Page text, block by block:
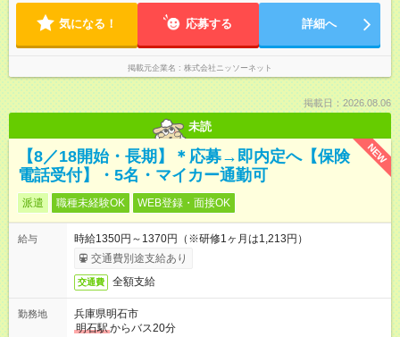
気になる！ 応募する 詳細へ
掲載元企業名 株式会社ニッソーネット
掲載日：2026.08.06
未読
NEW
【8／18開始・長期】＊応募→即内定へ【保険
電話受付】・5名・マイカー通勤可
派遣 職種未経験OK WEB登録・面接OK
給与
時給1350円～1370円（※研修1ヶ月は1,213円）
交通費別途支給あり
交通費 全額支給
勤務地
兵庫県明石市
明石駅からバス20分